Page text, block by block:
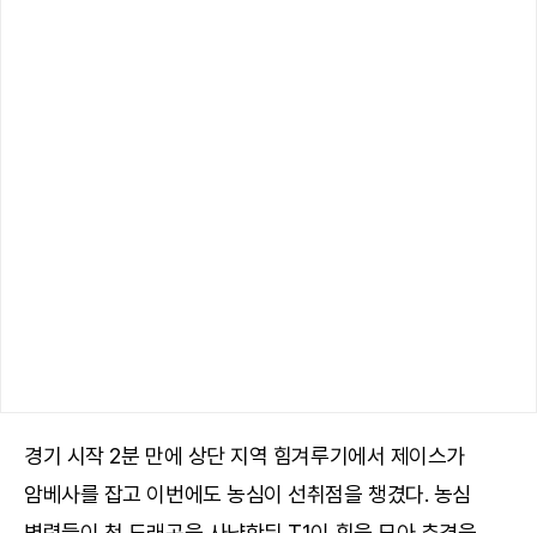
경기 시작 2분 만에 상단 지역 힘겨루기에서 제이스가
암베사를 잡고 이번에도 농심이 선취점을 챙겼다. 농심